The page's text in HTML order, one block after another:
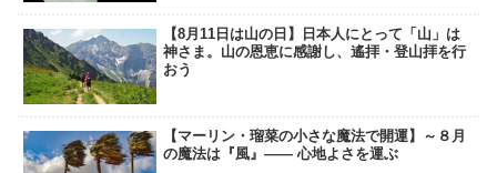
【8月11日は山の日】日本人にとって「山」は
神さま。山の恩恵に感謝し、遙拝・登山拝を行
おう
【マーリン・瑠菜の小さな魔法で開運】～８月
の魔法は『風』―― 心地よさを運ぶ